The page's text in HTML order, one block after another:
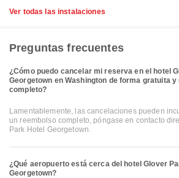
Ver todas las instalaciones
Preguntas frecuentes
¿Cómo puedo cancelar mi reserva en el hotel
Georgetown en Washington de forma gratuita
completo?
Lamentablemente, las cancelaciones pueden
un reembolso completo, póngase en contacto
Park Hotel Georgetown.
¿Qué aeropuerto está cerca del hotel Glover
Georgetown?